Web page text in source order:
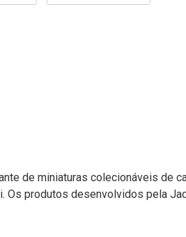
de miniaturas colecionáveis de
Os produtos desenvolvidos pela